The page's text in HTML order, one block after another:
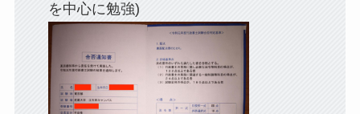
を中心に勉強)